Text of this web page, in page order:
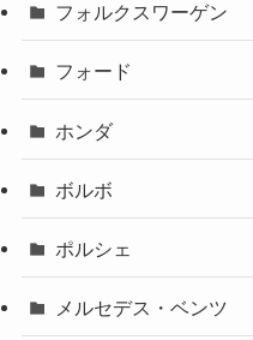
フォルクスワーゲン
フォード
ホンダ
ボルボ
ポルシェ
メルセデス・ベンツ